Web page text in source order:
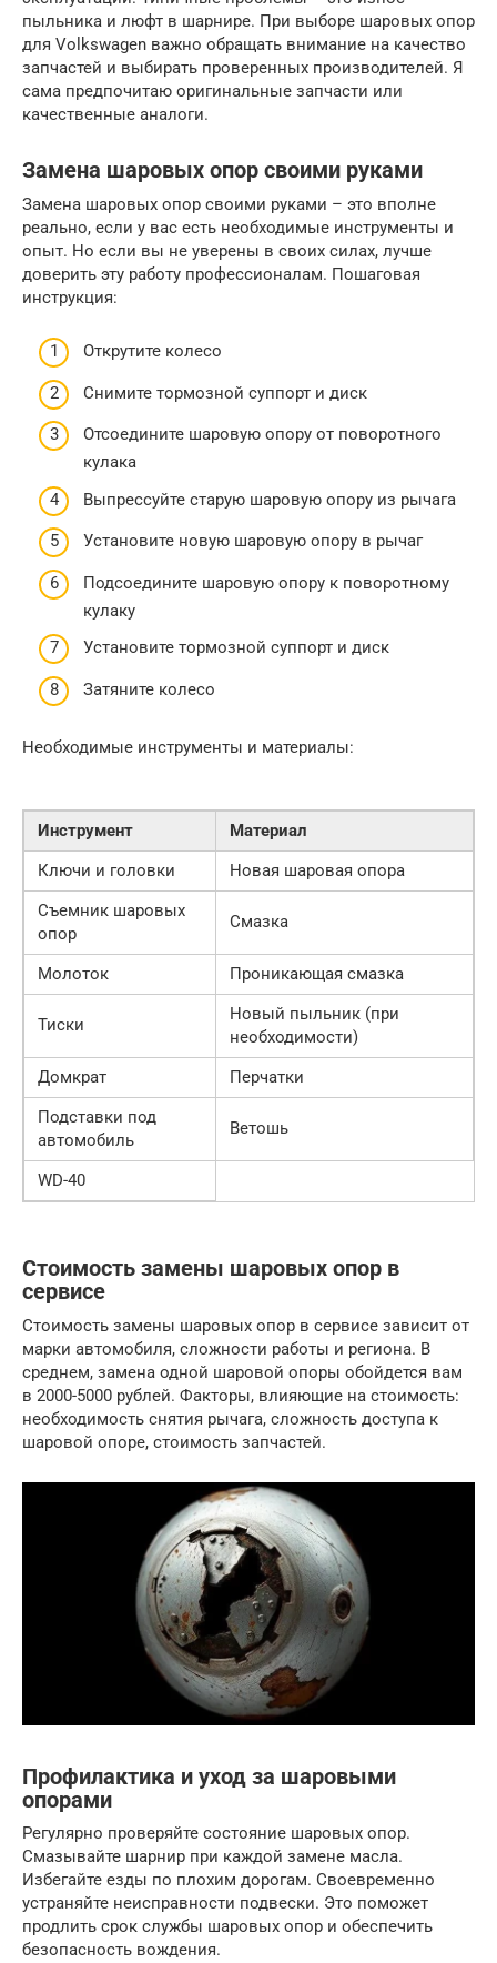
пыльника и люфт в шарнире. При выборе шаровых опор
для Volkswagen важно обращать внимание на качество
запчастей и выбирать проверенных производителей. Я
сама предпочитаю оригинальные запчасти или
качественные аналоги.
Замена шаровых опор своими руками
Замена шаровых опор своими руками – это вполне
реально, если у вас есть необходимые инструменты и
опыт. Но если вы не уверены в своих силах, лучше
доверить эту работу профессионалам. Пошаговая
инструкция:
Открутите колесо
Снимите тормозной суппорт и диск
Отсоедините шаровую опору от поворотного
кулака
Выпрессуйте старую шаровую опору из рычага
Установите новую шаровую опору в рычаг
Подсоедините шаровую опору к поворотному
кулаку
Установите тормозной суппорт и диск
Затяните колесо
Необходимые инструменты и материалы:
Инструмент
Материал
Ключи и головки
Новая шаровая опора
Съемник шаровых
опор
Смазка
Молоток Проникающая смазка
Тиски
Новый пыльник (при
необходимости)
Домкрат
Перчатки
Подставки под
автомобиль
Ветошь
WD-40
Стоимость замены шаровых опор в
сервисе
Стоимость замены шаровых опор в сервисе зависит от
марки автомобиля, сложности работы и региона. В
среднем, замена одной шаровой опоры обойдется вам
в 2000-5000 рублей. Факторы, влияющие на стоимость:
необходимость снятия рычага, сложность доступа к
шаровой опоре, стоимость запчастей.
Профилактика и уход за шаровыми
опорами
Регулярно проверяйте состояние шаровых опор.
Смазывайте шарнир при каждой замене масла.
Избегайте езды по плохим дорогам. Своевременно
устраняйте неисправности подвески. Это поможет
продлить срок службы шаровых опор и обеспечить
безопасность вождения.